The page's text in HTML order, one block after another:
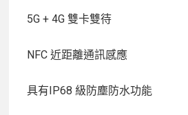
5G + 4G 雙卡雙待
NFC 近距離通訊感應
具有IP68 級防塵防水功能